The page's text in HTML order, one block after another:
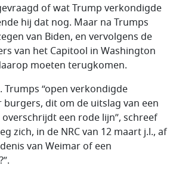
of wat Trump verkondigde
hij dat nog. Maar na Trumps
van Biden, en vervolgens de
van het Capitool in Washington
moeten terugkomen.
“open verkondigde
dit om de uitslag van een
een rode lijn”, schreef
zich, in de NRC van 12 maart j.l., af
van Weimar of een